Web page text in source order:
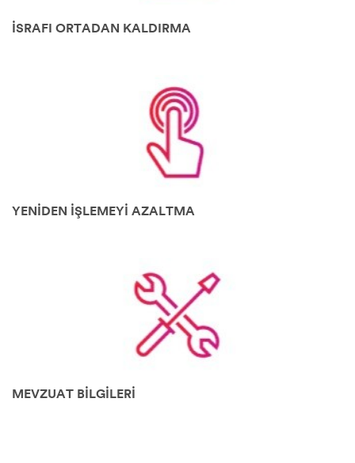
İSRAFI ORTADAN KALDIRMA
YENİDEN İŞLEMEYİ AZALTMA
MEVZUAT BİLGİLERİ